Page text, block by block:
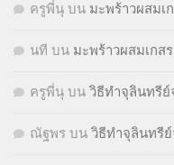
ครูพี่นุ บน มะพร้าวผสมเ
นที บน มะพร้าวผสมเกส
ครูพี่นุ บน วิธีทำจุลินทรีย์
ณัฐพร บน วิธีทำจุลินทรี